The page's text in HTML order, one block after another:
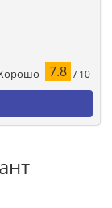
7.8 / 10